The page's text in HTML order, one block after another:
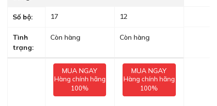
Số bộ: 17 12
Tình
trạng:
Còn hàng Còn hàng
MUA NGAY
Hàng chính hãng
100%
MUA NGAY
Hàng chính hãng
100%